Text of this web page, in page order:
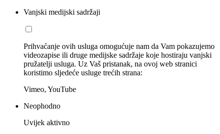
Vanjski medijski sadržaji
Prihvaćanje ovih usluga omogućuje nam da Vam pokazujemo
videozapise ili druge medijske sadržaje koje hostiraju vanjski
pružatelji usluga. Uz Vaš pristanak, na ovoj web stranici
koristimo sljedeće usluge trećih strana:
Vimeo, YouTube
Neophodno
Uvijek aktivno